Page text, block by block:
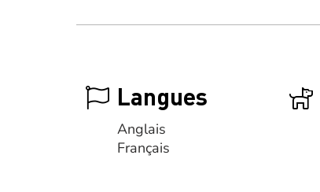
Langues
Anglais
Français